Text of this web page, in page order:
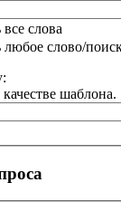
слова
любое слово/
шаблона.